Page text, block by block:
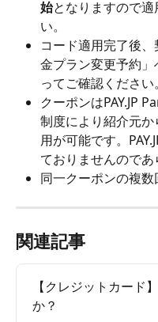
始となりますので
い。
コード適用完了後
金プラン変更予約
ってご確認ください。
クーポンはPAY.JP
制度により紹介元
用が可能です。
ておりませんのであ
同一クーポンの複数
関連記事
【クレジットカード
か？